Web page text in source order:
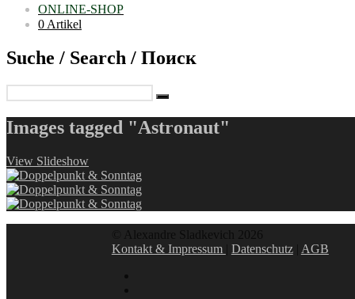
ONLINE-SHOP
0 Artikel
Suche / Search / Поиск
Images tagged "Astronaut"
View Slideshow
Kontakt & Impressum
Datenschutz| AGB